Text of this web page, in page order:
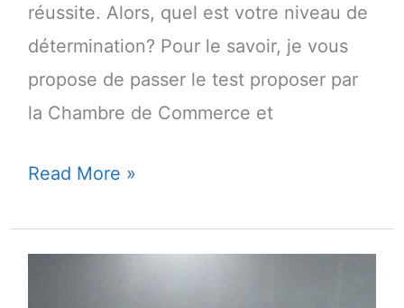
réussite. Alors, quel est votre niveau de
détermination? Pour le savoir, je vous
propose de passer le test proposer par
la Chambre de Commerce et
Testez
Read More »